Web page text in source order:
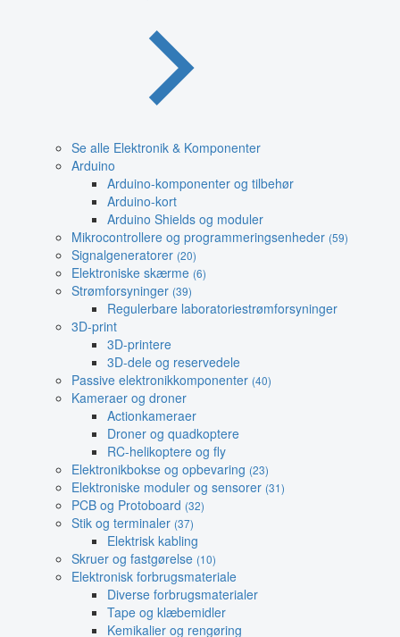
Se alle Elektronik & Komponenter
Arduino
Arduino-komponenter og tilbehør
Arduino-kort
Arduino Shields og moduler
Mikrocontrollere og programmeringsenheder (59)
Signalgeneratorer (20)
Elektroniske skærme (6)
Strømforsyninger (39)
Regulerbare laboratoriestrømforsyninger
3D-print
3D-printere
3D-dele og reservedele
Passive elektronikkomponenter (40)
Kameraer og droner
Actionkameraer
Droner og quadkoptere
RC-helikoptere og fly
Elektronikbokse og opbevaring (23)
Elektroniske moduler og sensorer (31)
PCB og Protoboard (32)
Stik og terminaler (37)
Elektrisk kabling
Skruer og fastgørelse (10)
Elektronisk forbrugsmateriale
Diverse forbrugsmaterialer
Tape og klæbemidler
Kemikalier og rengøring